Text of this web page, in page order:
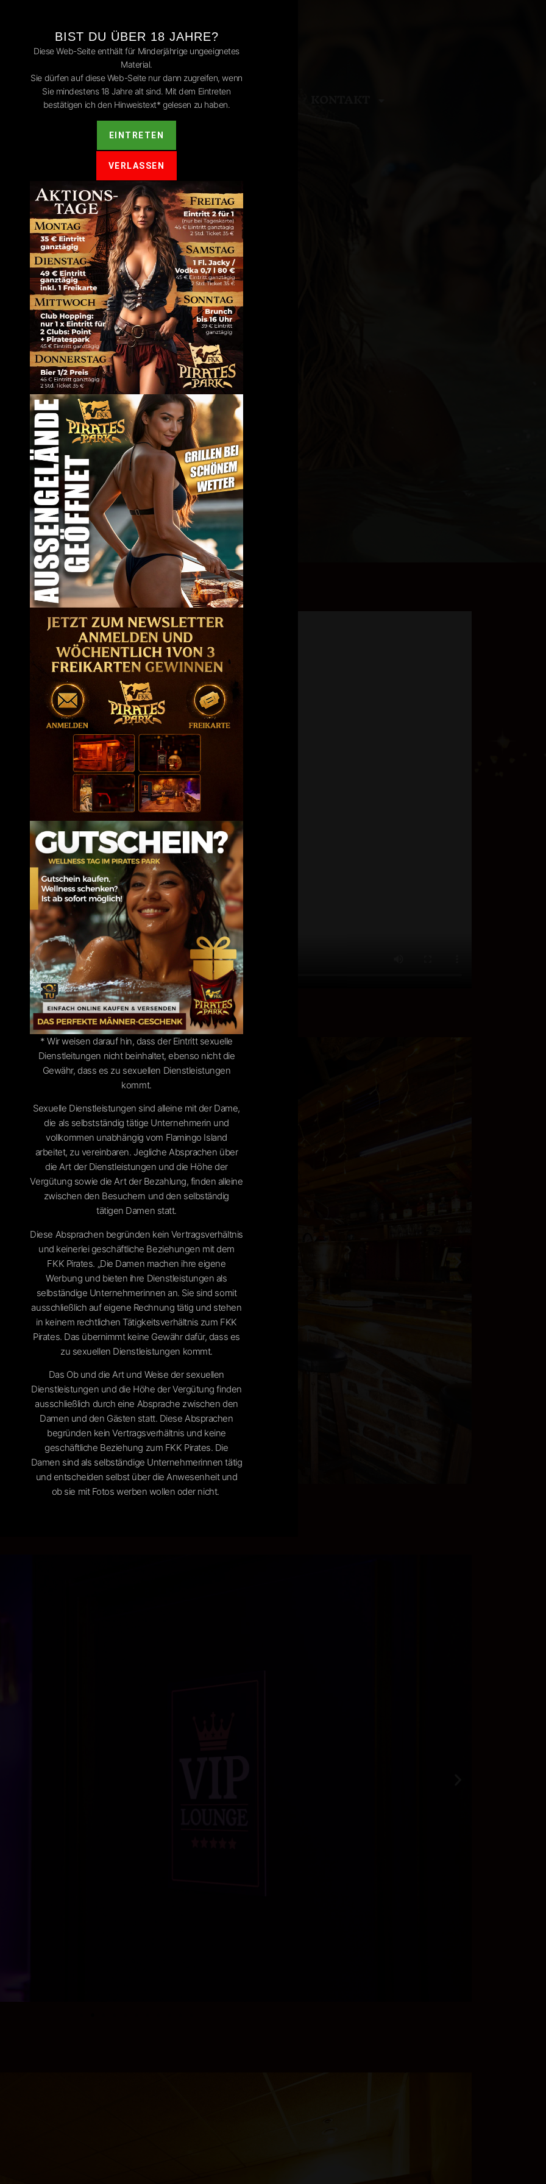
EVENTS FEEDBACK SERVICE
Vom Eingang bis zum Einzelzimmer ist
Ambivalenz entspannten Erlebens
miteinander kombinieren lassen,
BIST DU ÜBER 18 JAHRE?
Diese Web-Seite enthält für Minderjährige ungeeignetes
Material.
Sie dürfen auf diese Web-Seite nur dann zugreifen, wenn
Sie mindestens 18 Jahre alt sind. Mit dem Eintreten
bestätigen ich den Hinweistext* gelesen zu haben.
EINTRETEN
VERLASSEN
* Wir weisen darauf hin, dass der Eintritt sexuelle
Dienstleitungen nicht beinhaltet, ebenso nicht die
Gewähr, dass es zu sexuellen Dienstleistungen
kommt.
Sexuelle Dienstleistungen sind alleine mit der Dame,
die als selbstständig tätige Unternehmerin und
vollkommen unabhängig vom Flamingo Island
arbeitet, zu vereinbaren. Jegliche Absprachen über
die Art der Dienstleistungen und die Höhe der
Vergütung sowie die Art der Bezahlung, finden alleine
zwischen den Besuchern und den selbständig
tätigen Damen statt.
Diese Absprachen begründen kein Vertragsverhältnis
und keinerlei geschäftliche Beziehungen mit dem
FKK Pirates. „Die Damen machen ihre eigene
Werbung und bieten ihre Dienstleistungen als
selbständige Unternehmerinnen an. Sie sind somit
ausschließlich auf eigene Rechnung tätig und stehen
in keinem rechtlichen Tätigkeitsverhältnis zum FKK
Pirates. Das übernimmt keine Gewähr dafür, dass es
zu sexuellen Dienstleistungen kommt.
Das Ob und die Art und Weise der sexuellen
Dienstleistungen und die Höhe der Vergütung finden
ausschließlich durch eine Absprache zwischen den
Damen und den Gästen statt. Diese Absprachen
begründen kein Vertragsverhältnis und keine
geschäftliche Beziehung zum FKK Pirates. Die
Damen sind als selbständige Unternehmerinnen tätig
und entscheiden selbst über die Anwesenheit und
ob sie mit Fotos werben wollen oder nicht. ​